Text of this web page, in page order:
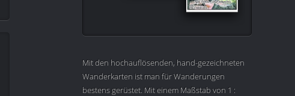
Mit den hochauflösenden, hand-gezeichneten
Wanderkarten ist man für Wanderungen
bestens gerüstet. Mit einem Maßstab von 1 :